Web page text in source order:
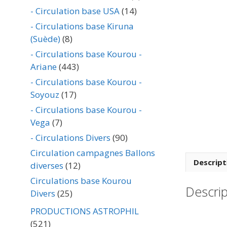
- Circulation base USA(14)
- Circulations base Kiruna
(Suède)(8)
- Circulations base Kourou -
Ariane(443)
- Circulations base Kourou -
Soyouz (17)
- Circulations base Kourou -
Vega (7)
- Circulations Divers (90)
Circulation campagnes Ballons
diverses (12)
Circulations base Kourou
Divers (25)
PRODUCTIONS ASTROPHIL
(521)